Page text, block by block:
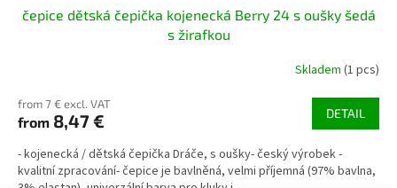
čepice dětská čepička kojenecká Berry 24 s oušky šedá
s žirafkou
Skladem (1 pcs)
from 7 € excl. VAT
from 8,47 € DETAIL
- kojenecká / dětská čepička Dráče, s oušky- český výrobek -
kvalitní zpracování- čepice je bavlněná, velmi příjemná (97% bavlna,